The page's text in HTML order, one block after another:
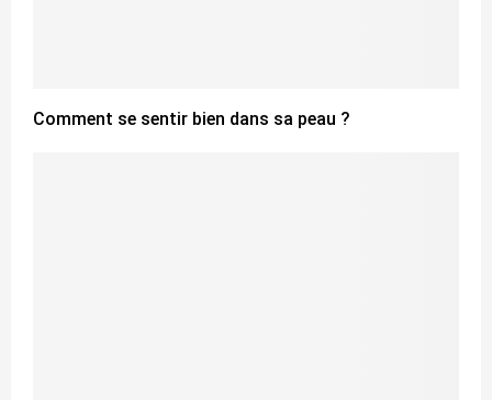
Comment se sentir bien dans sa peau ?